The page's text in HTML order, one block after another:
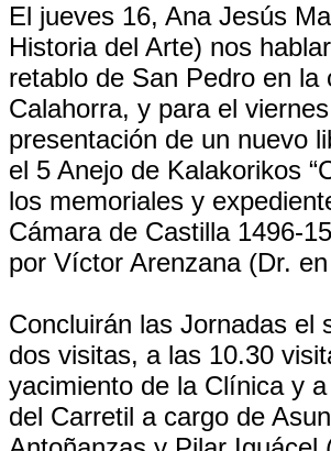
El jueves 16, Ana Jesús
Historia del Arte) nos
retablo de San Pedro en la
Calahorra, y para el
presentación de un nuevo
el 5 Anejo de Kalakorikos
los memoriales y
Cámara de Castilla 1496-
por Víctor Arenzana (Dr.
Concluirán las Jornadas el
dos visitas, a las 10.30
yacimiento de la Clínica y
del Carretil a cargo de